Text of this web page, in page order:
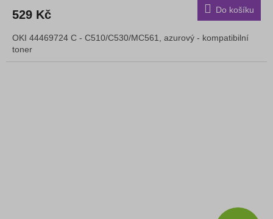
529 Kč Do košíku
OKI 44469724 C - C510/C530/MC561, azurový - kompatibilní
toner